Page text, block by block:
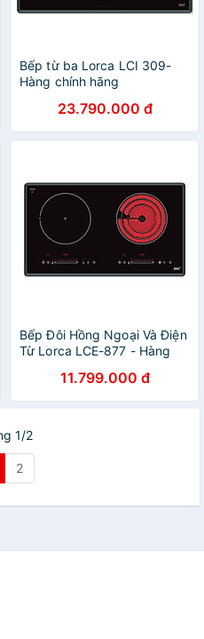
Bếp từ ba Lorca LCI 309-
Hàng chính hãng
23.790.000 đ
Bếp Đôi Hồng Ngoại Và Điện
Từ Lorca LCE-877 - Hàng
11.799.000 đ
1/2
2